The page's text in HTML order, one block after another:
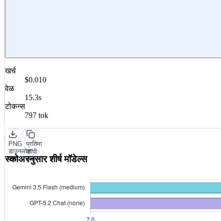
खर्च
$0.010
वेळ
15.3s
टोकन्स
797 tok
PNG
डाउनलोड
करा
प्रतिमा
कॉपी
करा
स्कोअरनुसार शीर्ष मॉडेल्स